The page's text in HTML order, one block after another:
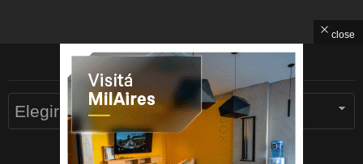
ARCHIVOS
Archivos
close